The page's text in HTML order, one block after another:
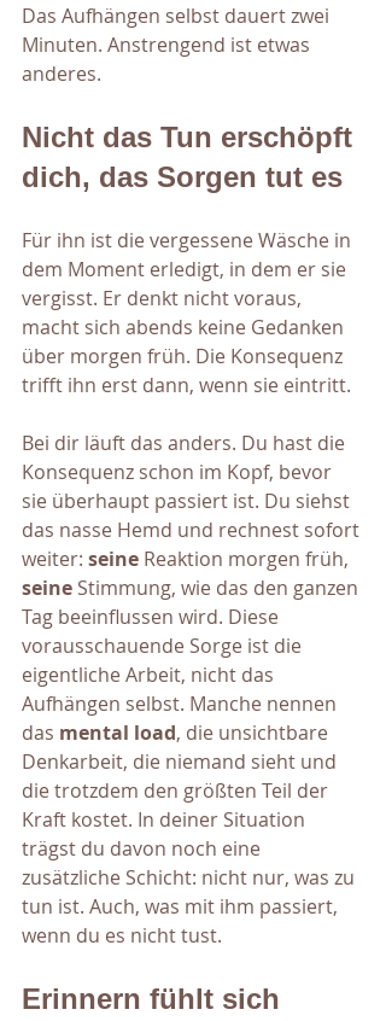
Das Aufhängen selbst dauert zwei
Minuten. Anstrengend ist etwas
anderes.
Nicht das Tun erschöpft
dich, das Sorgen tut es
Für ihn ist die vergessene Wäsche in
dem Moment erledigt, in dem er sie
vergisst. Er denkt nicht voraus,
macht sich abends keine Gedanken
über morgen früh. Die Konsequenz
trifft ihn erst dann, wenn sie eintritt.
Bei dir läuft das anders. Du hast die
Konsequenz schon im Kopf, bevor
sie überhaupt passiert ist. Du siehst
das nasse Hemd und rechnest sofort
weiter: seine Reaktion morgen früh,
seine Stimmung, wie das den ganzen
Tag beeinflussen wird. Diese
vorausschauende Sorge ist die
eigentliche Arbeit, nicht das
Aufhängen selbst. Manche nennen
das mental load, die unsichtbare
Denkarbeit, die niemand sieht und
die trotzdem den größten Teil der
Kraft kostet. In deiner Situation
trägst du davon noch eine
zusätzliche Schicht: nicht nur, was zu
tun ist. Auch, was mit ihm passiert,
wenn du es nicht tust.
Erinnern fühlt sich